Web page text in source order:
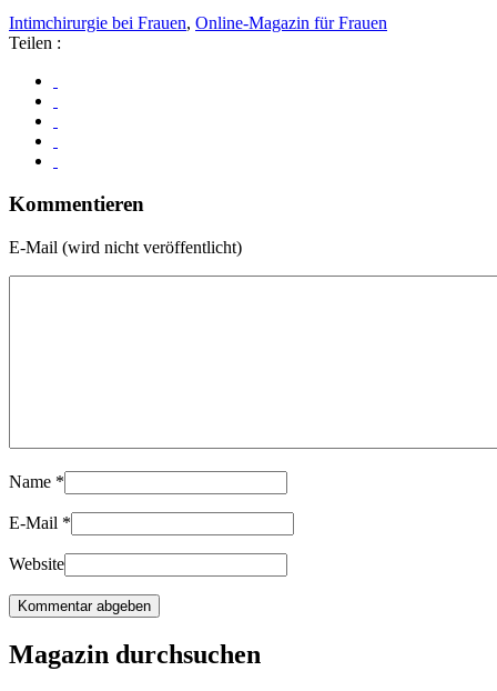
Intimchirurgie bei Frauen, Online-Magazin für Frauen
Teilen :
Kommentieren
E-Mail (wird nicht veröffentlicht)
Name *
E-Mail *
Website
Magazin durchsuchen